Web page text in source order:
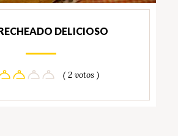
DELICIOSO
( 2 votos )